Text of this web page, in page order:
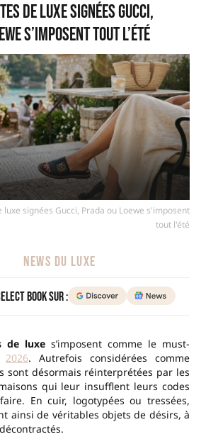
de luxe signées Gucci,
s’imposent tout l’été
luxe signées Gucci, Prada ou Loewe s'imposent
tout l'été
NEWS DU LUXE
Book sur :
de luxe s’imposent comme le must-
2026. Autrefois considérées comme
sont désormais réinterprétées par les
qui leur insufflent leurs codes
En cuir, logotypées ou tressées,
ainsi de véritables objets de désirs, à